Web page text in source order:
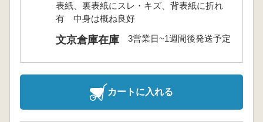
表紙、裏表紙にスレ・キズ、背表紙に折れ
有 中身は概ね良好
文京倉庫在庫 3営業日~1週間後発送予定
カートに入れる